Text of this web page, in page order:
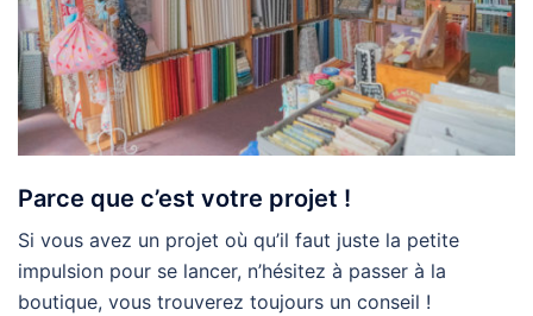
Parce que c’est votre projet !
Si vous avez un projet où qu’il faut juste la petite
impulsion pour se lancer, n’hésitez à passer à la
boutique, vous trouverez toujours un conseil !